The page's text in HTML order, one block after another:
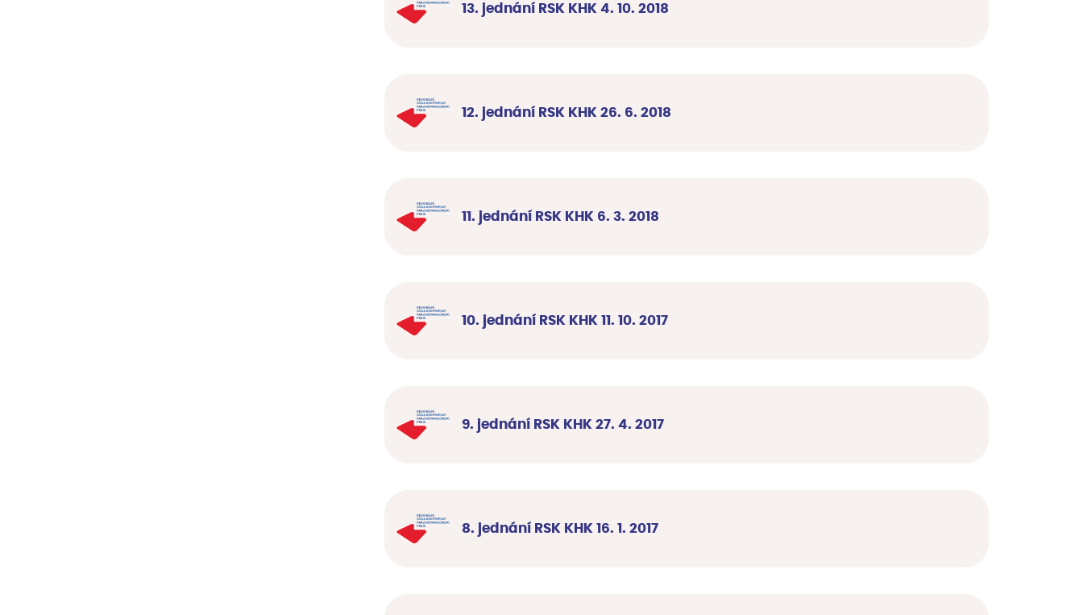
13. jednání RSK KHK 4. 10. 2018
12. jednání RSK KHK 26. 6. 2018
11. jednání RSK KHK 6. 3. 2018
10. jednání RSK KHK 11. 10. 2017
9. jednání RSK KHK 27. 4. 2017
8. jednání RSK KHK 16. 1. 2017